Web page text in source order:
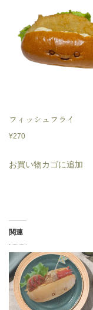
フィッシュフライ
¥270
お買い物カゴに追加
関連